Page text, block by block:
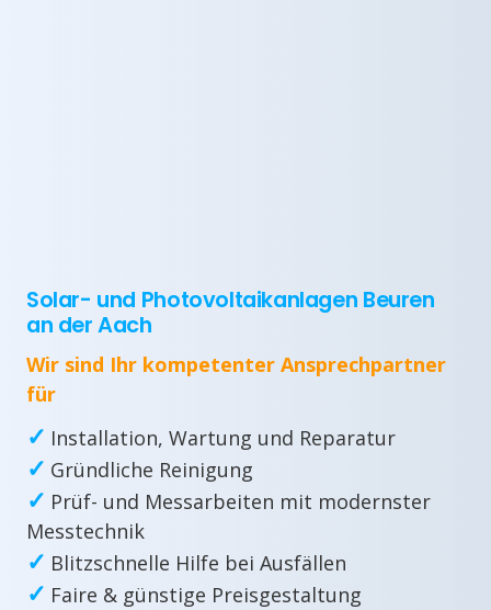
Solar- und Photovoltaikanlagen Beuren
an der Aach
Wir sind Ihr kompetenter Ansprechpartner
für
✓ Installation, Wartung und Reparatur
✓ Gründliche Reinigung
✓ Prüf- und Messarbeiten mit modernster
Messtechnik
✓ Blitzschnelle Hilfe bei Ausfällen
✓ Faire & günstige Preisgestaltung